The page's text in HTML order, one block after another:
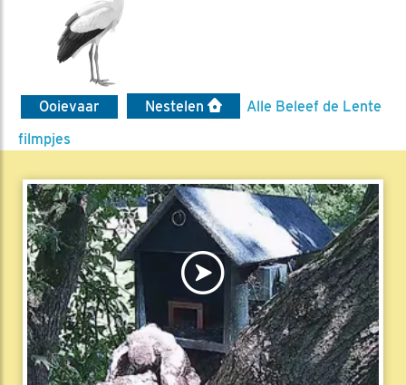
Ooievaar Nestelen
Alle Beleef de Lente
filmpjes